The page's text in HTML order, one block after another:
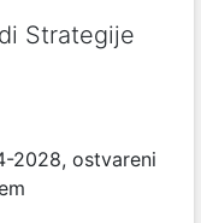
Strategije
2028, ostvareni